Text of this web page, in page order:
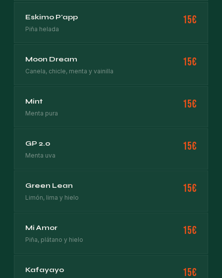
Eskimo P'app
Piña helada
15€
Moon Dream
Canela, chicle, menta y vainilla
15€
Mint
Menta pura
15€
GP 2.0
Menta uva
15€
Green Lean
Limón, lima y hielo
15€
Mi Amor
Piña, plátano y hielo
15€
Kafayayo 15€